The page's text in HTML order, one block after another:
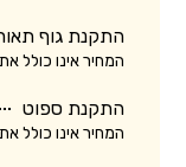
התקנת גוף
המחיר אינו כולל
התקנת ספוט
המחיר אינו כולל